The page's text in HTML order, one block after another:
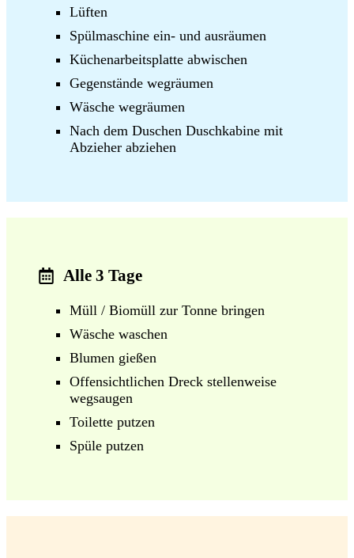
Lüften
Spülmaschine ein- und ausräumen
Küchenarbeitsplatte abwischen
Gegenstände wegräumen
Wäsche wegräumen
Nach dem Duschen Duschkabine mit
Abzieher abziehen
Alle 3 Tage
Müll / Biomüll zur Tonne bringen
Wäsche waschen
Blumen gießen
Offensichtlichen Dreck stellenweise
wegsaugen
Toilette putzen
Spüle putzen